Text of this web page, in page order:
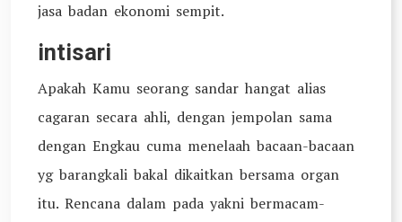
jasa badan ekonomi sempit.
intisari
Apakah Kamu seorang sandar hangat alias
cagaran secara ahli, dengan jempolan sama
dengan Engkau cuma menelaah bacaan-bacaan
yg barangkali bakal dikaitkan bersama organ
itu. Rencana dalam pada yakni bermacam-